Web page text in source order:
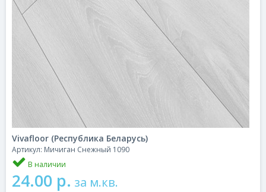
Vivafloor (Республика Беларусь)
Артикул: Мичиган Снежный 1090
В наличии
24.00 р. за м.кв.